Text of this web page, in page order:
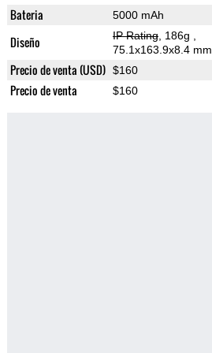
Bateria 5000 mAh
Diseño IP Rating, 186g
75.1x163.9x8.4 mm
Precio de venta (USD) $160
Precio de venta $160